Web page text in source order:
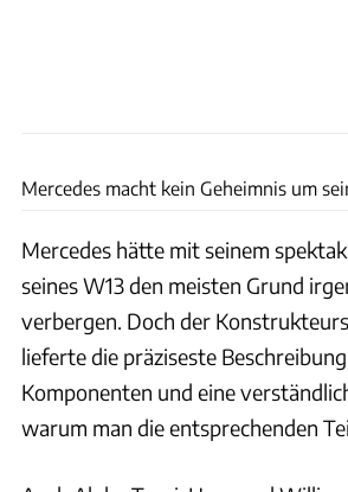
Mercedes macht kein Geheimnis um
Mercedes hätte mit seinem
seines W13 den meisten Grund
verbergen. Doch der
lieferte die präziseste
Komponenten und eine
warum man die entsprechenden